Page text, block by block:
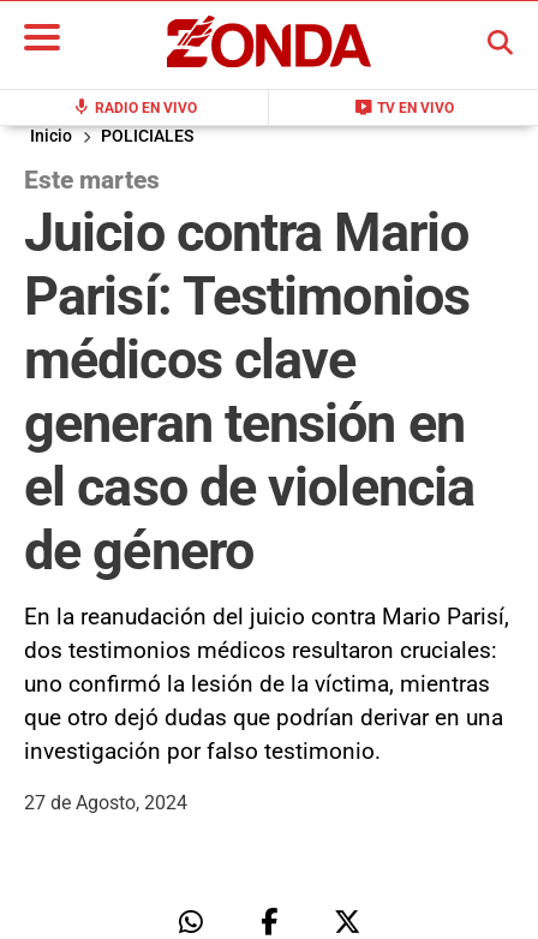
mic RADIO EN VIVO live_tv TV EN VIVO
BUSCAR
Inicio POLICIALES
Este martes
Juicio contra Mario
Parisí: Testimonios
médicos clave
generan tensión en
el caso de violencia
de género
En la reanudación del juicio contra Mario Parisí,
dos testimonios médicos resultaron cruciales:
uno confirmó la lesión de la víctima, mientras
que otro dejó dudas que podrían derivar en una
investigación por falso testimonio.
27 de Agosto, 2024